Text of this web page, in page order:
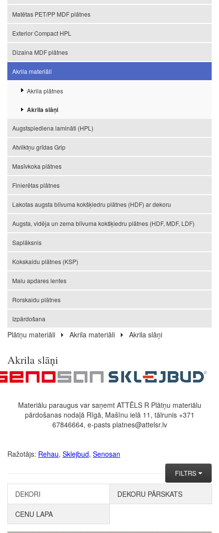
Matētas PET/PP MDF plātnes
Exterior Compact HPL
Dizaina MDF plātnes
Akrila materiāli
Akrila plātnes
Akrila slāņi
Augstspiediena lamināti (HPL)
Atvilktņu grīdas Grip
Masīvkoka plātnes
Finierētas plātnes
Lakotas augsta blīvuma kokšķiedru plātnes (HDF) ar dekoru
Augsta, vidēja un zema blīvuma kokšķiedru plātnes (HDF, MDF, LDF)
Saplāksnis
Kokskaidu plātnes (KSP)
Malu apdares lentes
Rorskaidu plātnes
Izpārdošana
Plātņu materiāli Akrila materiāli Akrila slāņi
Akrila slāņi
Materiālu paraugus var saņemt ATTĒLS R Plātņu materiālu
pārdošanas nodaļā Rīgā, Mašīnu ielā 11, tālrunis +371
67846664, e-pasts platnes@attelsr.lv
Ražotājs: Rehau, Sklejbud, Senosan
FILTRS
DEKORI DEKORU PĀRSKATS
CENU LAPA